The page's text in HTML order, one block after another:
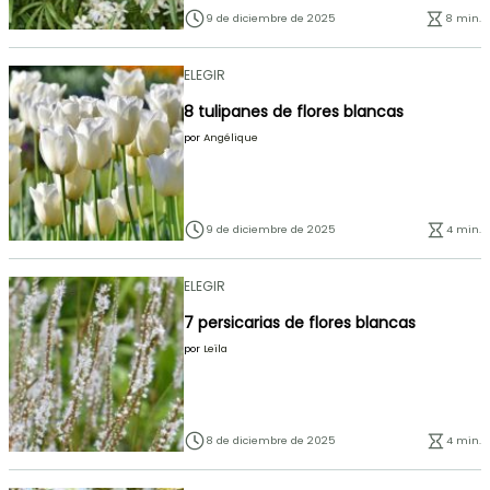
9 de diciembre de 2025 8 min.
ELEGIR
8 tulipanes de flores blancas
por Angélique
9 de diciembre de 2025 4 min.
ELEGIR
7 persicarias de flores blancas
por Leïla
8 de diciembre de 2025 4 min.